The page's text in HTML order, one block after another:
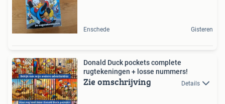
Enschede Gisteren
Donald Duck pockets complete
rugtekeningen + losse nummers!
Zie omschrijving Details